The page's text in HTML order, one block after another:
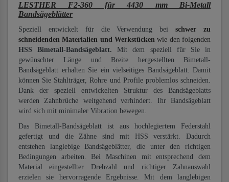
LESTHER F2-360 für 4430 mm Bi-Metall
Bandsägeblätter
Speziell entwickelt für die Verwendung beischwer zu
schneidenden Materialien und Werkstücken wie den folgenden
HSS Bimetall-Bandsägeblatt. Mit dem speziell für Sie in
gewünschter Länge und Breite hergestellten Bimetall-
Bandsägeblatt erhalten Sie ein vielseitiges Bandsägeblatt. Damit
können Sie Stahlträger, Rohre und Profile problemlos schneiden.
Dank der speziell entwickelten Struktur des Bandsägeblatts
werden Zahnbrüche weitgehend verhindert. Ihr Bandsägeblatt
wird sich mit minimaler Vibration bewegen.
Das Bimetall-Bandsägeblatt ist aus hochlegiertem Federstahl
gefertigt und die Zähne sind mit HSS verstärkt. Dadurch
entstehen langlebige Bandsägeblätter, die unter den richtigen
Bedingungen arbeiten. Bei Maschinen mit entsprechend dem
Material eingestellter Drehzahl und richtiger Zahnauswahl
erzielen sie hervorragende Ergebnisse. Mit dem langlebigen